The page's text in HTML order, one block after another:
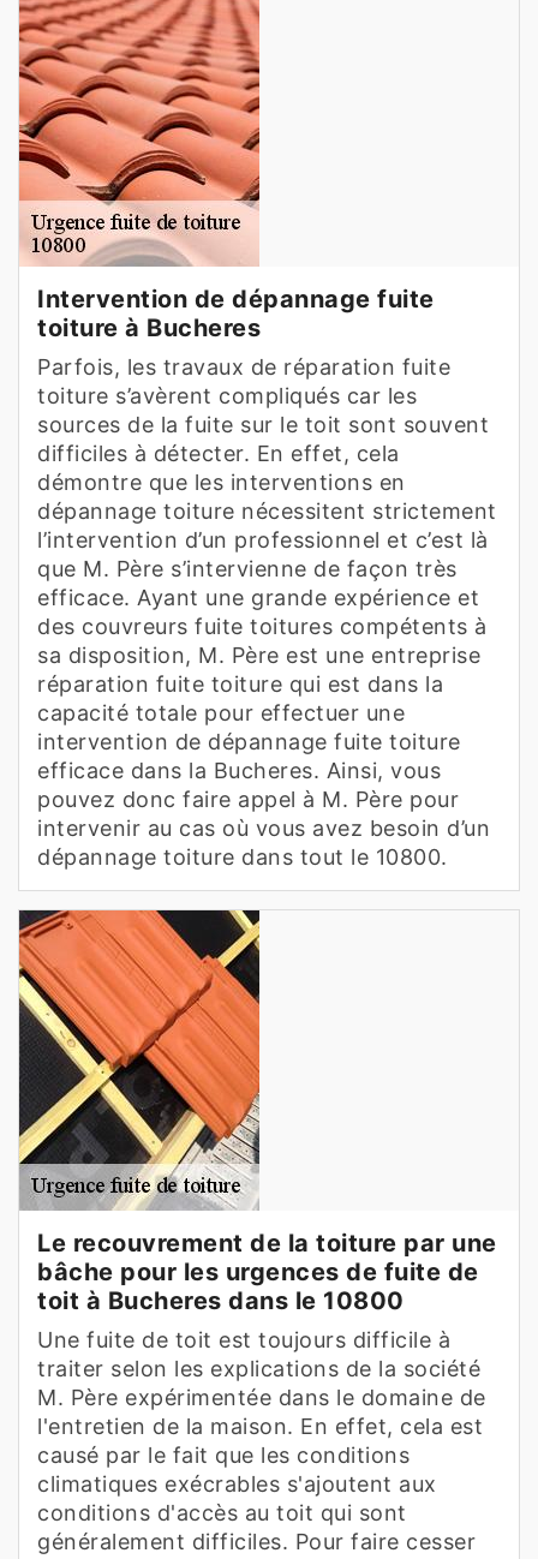
Intervention de dépannage fuite
toiture à Bucheres
Parfois, les travaux de réparation fuite
toiture s’avèrent compliqués car les
sources de la fuite sur le toit sont souvent
difficiles à détecter. En effet, cela
démontre que les interventions en
dépannage toiture nécessitent strictement
l’intervention d’un professionnel et c’est là
que M. Père s’intervienne de façon très
efficace. Ayant une grande expérience et
des couvreurs fuite toitures compétents à
sa disposition, M. Père est une entreprise
réparation fuite toiture qui est dans la
capacité totale pour effectuer une
intervention de dépannage fuite toiture
efficace dans la Bucheres. Ainsi, vous
pouvez donc faire appel à M. Père pour
intervenir au cas où vous avez besoin d’un
dépannage toiture dans tout le 10800.
Le recouvrement de la toiture par une
bâche pour les urgences de fuite de
toit à Bucheres dans le 10800
Une fuite de toit est toujours difficile à
traiter selon les explications de la société
M. Père expérimentée dans le domaine de
l'entretien de la maison. En effet, cela est
causé par le fait que les conditions
climatiques exécrables s'ajoutent aux
conditions d'accès au toit qui sont
généralement difficiles. Pour faire cesser